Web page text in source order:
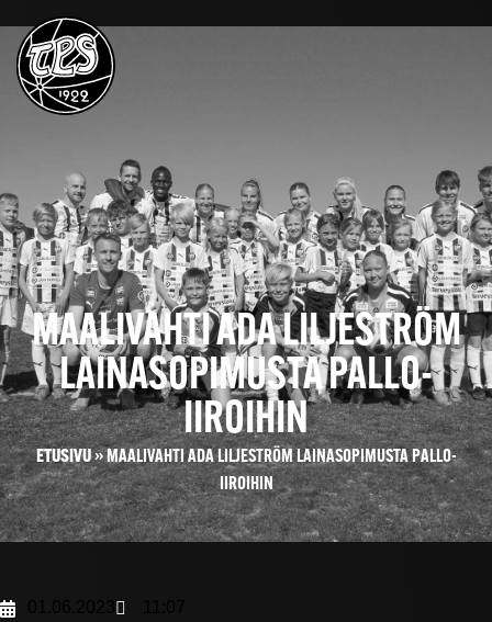
MAALIVAHTI ADA LILJESTRÖM
LAINASOPIMUSTA PALLO-
IIROIHIN
ETUSIVU»MAALIVAHTI ADA LILJESTRÖM LAINASOPIMUSTA PALLO-
IIROIHIN